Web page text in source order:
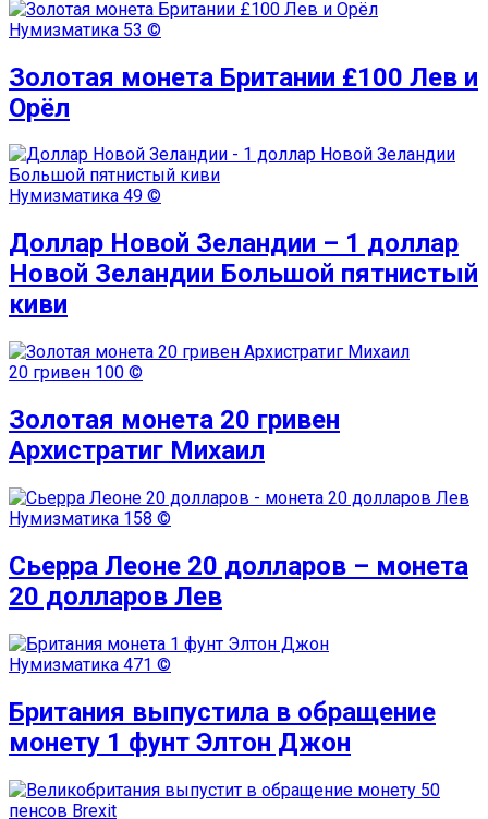
Нумизматика 53 ©
Золотая монета Британии £100 Лев и
Орёл
Нумизматика 49 ©
Доллар Новой Зеландии – 1 доллар
Новой Зеландии Большой пятнистый
киви
20 гривен 100 ©
Золотая монета 20 гривен
Архистратиг Михаил
Нумизматика 158 ©
Сьерра Леоне 20 долларов – монета
20 долларов Лев
Нумизматика 471 ©
Британия выпустила в обращение
монету 1 фунт Элтон Джон